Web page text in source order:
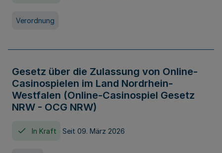
Verordnung
Gesetz über die Zulassung von Online-
Casinospielen im Land Nordrhein-
Westfalen (Online-Casinospiel Gesetz
NRW - OCG NRW)
In Kraft Seit 09. März 2026